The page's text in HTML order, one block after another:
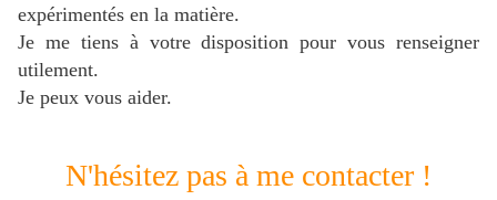
expérimentés en la matière.
Je me tiens à votre disposition pour vous renseigner
utilement.
Je peux vous aider.
N'hésitez pas à me contacter !